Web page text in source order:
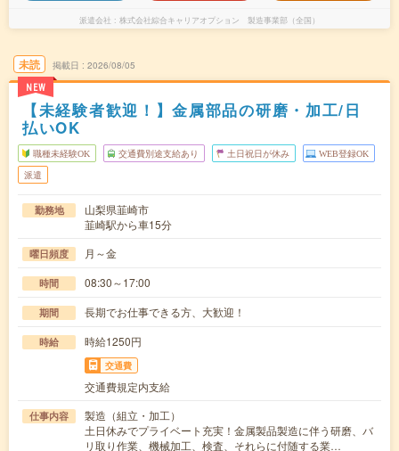
派遣会社 株式会社綜合キャリアオプション 製造事業部（全国）
未読
NEW
掲載日 2026/08/05
【未経験者歓迎！】金属部品の研磨・加工/日
払いOK
職種未経験OK 交通費別途支給あり 土日祝日が休み WEB登録OK
派遣
勤務地
山梨県韮崎市
韮崎駅から車15分
曜日頻度 月～金
時間 08:30～17:00
期間 長期でお仕事できる方、大歓迎！
時給 時給1250円
交通費
交通費規定内支給
仕事内容
製造（組立・加工）
土日休みでプライベート充実！金属製品製造に伴う研磨、バ
リ取り作業、機械加工、検査、それらに付随する業…